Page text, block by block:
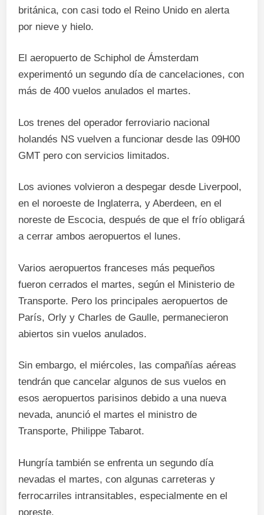
británica, con casi todo el Reino Unido en alerta
por nieve y hielo.
El aeropuerto de Schiphol de Ámsterdam
experimentó un segundo día de cancelaciones, con
más de 400 vuelos anulados el martes.
Los trenes del operador ferroviario nacional
holandés NS vuelven a funcionar desde las 09H00
GMT pero con servicios limitados.
Los aviones volvieron a despegar desde Liverpool,
en el noroeste de Inglaterra, y Aberdeen, en el
noreste de Escocia, después de que el frío obligará
a cerrar ambos aeropuertos el lunes.
Varios aeropuertos franceses más pequeños
fueron cerrados el martes, según el Ministerio de
Transporte. Pero los principales aeropuertos de
París, Orly y Charles de Gaulle, permanecieron
abiertos sin vuelos anulados.
Sin embargo, el miércoles, las compañías aéreas
tendrán que cancelar algunos de sus vuelos en
esos aeropuertos parisinos debido a una nueva
nevada, anunció el martes el ministro de
Transporte, Philippe Tabarot.
Hungría también se enfrenta un segundo día
nevadas el martes, con algunas carreteras y
ferrocarriles intransitables, especialmente en el
noreste.